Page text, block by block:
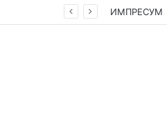
ИМПРЕСУМ